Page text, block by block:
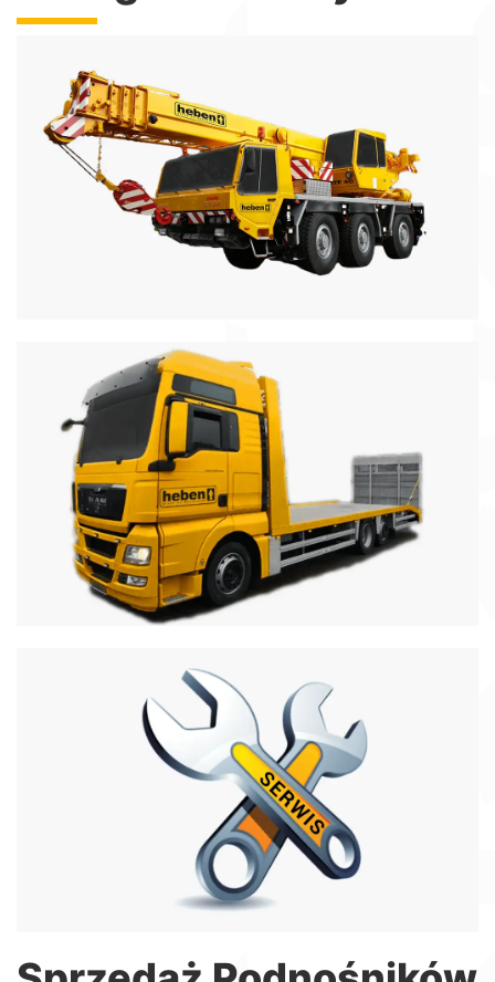
Dźwigi
Żurawie samojezdne unoszące do 50 ton
Więcej informacji
Transport
najazd o długości 8,8m, nośność do 12ton
Więcej informacji
Serwis
Specjalizujemy się również w serwisie
podnośników, dźwigów i hydrauliki maszynowej
Więcej informacji